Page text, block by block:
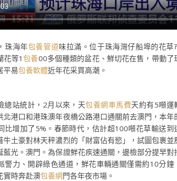
珠海年包養管道味拉滿。位于珠海灣仔船埠的花草
花等1包養00多個種類的盆花、鮮切花在售，帶動了
平易包養軟體近年花采買高潮。
總站統計，2月以來，天包養網車馬費天約有5噸運
北港口和港珠澳年夜橋公路港口通關前去澳門，本年
比增加了5%。春節時代，估計超100噸花草輸送到
牛土豪對林天秤濃烈的「財富佔有慾」，試圖包裹並
藍光。澳門。為保證鮮花疾速通關，邊檢部分提早對
警力、開辟綠色通道，鮮花車輛通關僅需約10分鐘
實時奔赴澳包養網門各年夜市場。